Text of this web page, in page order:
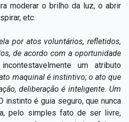
moderar o brilho da luz, o abrir
etc.
por atos voluntários, refletidos,
de acordo com a oportunidade
um atributo
maquinal é instintivo; o ato que
deliberação é inteligente. Um
instinto é guia seguro, que nunca
pelo simples fato de ser livre,